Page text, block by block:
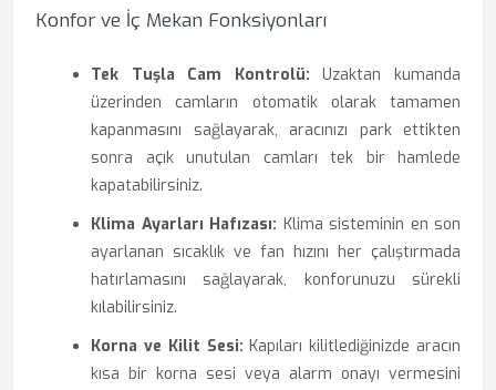
Konfor ve İç Mekan Fonksiyonları
Tek Tuşla Cam Kontrolü: Uzaktan kumanda
üzerinden camların otomatik olarak tamamen
kapanmasını sağlayarak, aracınızı park ettikten
sonra açık unutulan camları tek bir hamlede
kapatabilirsiniz.
Klima Ayarları Hafızası: Klima sisteminin en son
ayarlanan sıcaklık ve fan hızını her çalıştırmada
hatırlamasını sağlayarak, konforunuzu sürekli
kılabilirsiniz.
Korna ve Kilit Sesi: Kapıları kilitlediğinizde aracın
kısa bir korna sesi veya alarm onayı vermesini